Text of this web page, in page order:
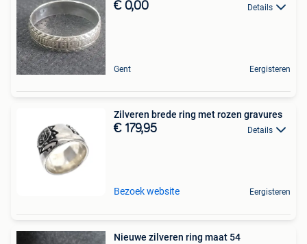
€ 0,00 Details
Gent Eergisteren
Zilveren brede ring met rozen gravures
€ 179,95 Details
Bezoek website Eergisteren
Nieuwe zilveren ring maat 54